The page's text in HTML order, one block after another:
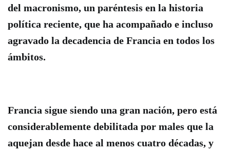
del macronismo, un paréntesis en la historia
política reciente, que ha acompañado e incluso
agravado la decadencia de Francia en todos los
ámbitos.
Francia sigue siendo una gran nación, pero está
considerablemente debilitada por males que la
aquejan desde hace al menos cuatro décadas, y